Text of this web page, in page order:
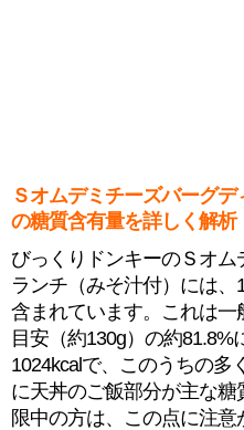
Ｓオムデミチーズバーグデ
の糖質含有量を詳しく解析
びっくりドンキーのＳオ
ランチ（みそ汁付）には
含まれています。これは
目安（約130g）の約
1024kcalで、このうちの多
に天丼のご飯部分が主な糖
限中の方は、この点に注